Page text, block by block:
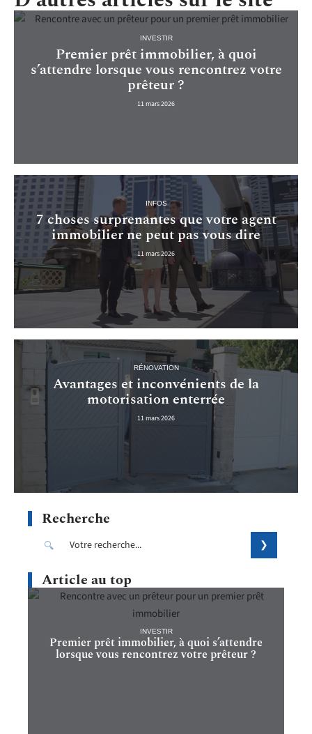
INVESTIR
Premier prêt immobilier, à quoi
s’attendre lorsque vous rencontrez votre
prêteur ?
11 mars 2026
INFOS
7 choses surprenantes que votre agent
immobilier ne peut pas vous dire
11 mars 2026
RÉNOVATION
Avantages et inconvénients de la
motorisation enterrée
11 mars 2026
Recherche
Article au top
INVESTIR
Premier prêt immobilier, à quoi s’attendre
lorsque vous rencontrez votre prêteur ?